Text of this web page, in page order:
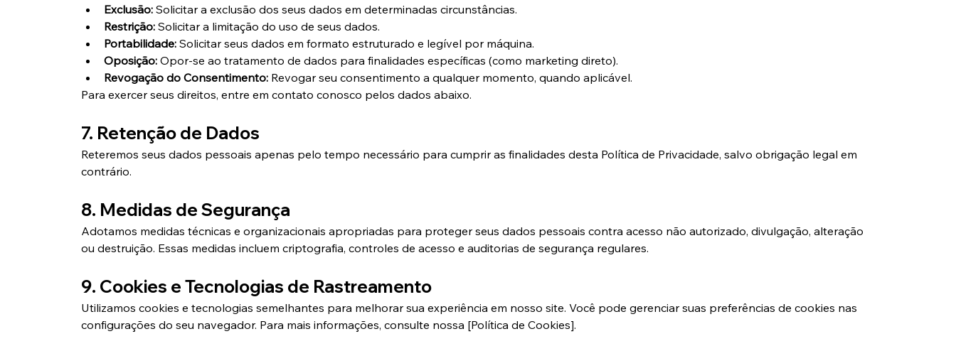
Exclusão: Solicitar a exclusão dos seus dados em determinadas circunstâncias.
Restrição: Solicitar a limitação do uso de seus dados.
Portabilidade: Solicitar seus dados em formato estruturado e legível por máquina.
Oposição: Opor-se ao tratamento de dados para finalidades específicas (como marketing direto).
Revogação do Consentimento: Revogar seu consentimento a qualquer momento, quando aplicável.
Para exercer seus direitos, entre em contato conosco pelos dados abaixo.
7. Retenção de Dados
Reteremos seus dados pessoais apenas pelo tempo necessário para cumprir as finalidades desta Política de Privacidade, salvo obrigação legal em
contrário.
8. Medidas de Segurança
Adotamos medidas técnicas e organizacionais apropriadas para proteger seus dados pessoais contra acesso não autorizado, divulgação, alteração
ou destruição. Essas medidas incluem criptografia, controles de acesso e auditorias de segurança regulares.
9. Cookies e Tecnologias de Rastreamento
Utilizamos cookies e tecnologias semelhantes para melhorar sua experiência em nosso site. Você pode gerenciar suas preferências de cookies nas
configurações do seu navegador. Para mais informações, consulte nossa [Política de Cookies].